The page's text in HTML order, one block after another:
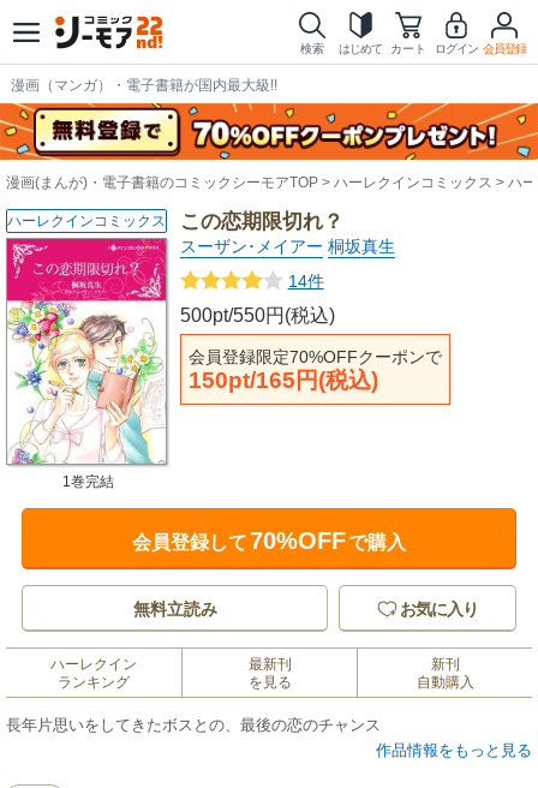
検索 はじめて カート ログイン 会員登録
漫画（マンガ）・電子書籍が国内最大級!!
漫画(まんが)・電子書籍のコミックシーモアTOP ハーレクインコミックス ハ
この恋期限切れ？
スーザン･メイアー 桐坂真生
14件
500pt/550円(税込)
会員登録限定70%OFFクーポンで
150pt/165円(税込)
ハーレクインコミックス
1巻完結
会員登録して70%OFFで購入
無料立読み お気に入り
ハーレクイン
ランキング
最新刊
を見る
新刊
自動購入
長年片思いをしてきたボスとの、最後の恋のチャンス
作品情報をもっと見る